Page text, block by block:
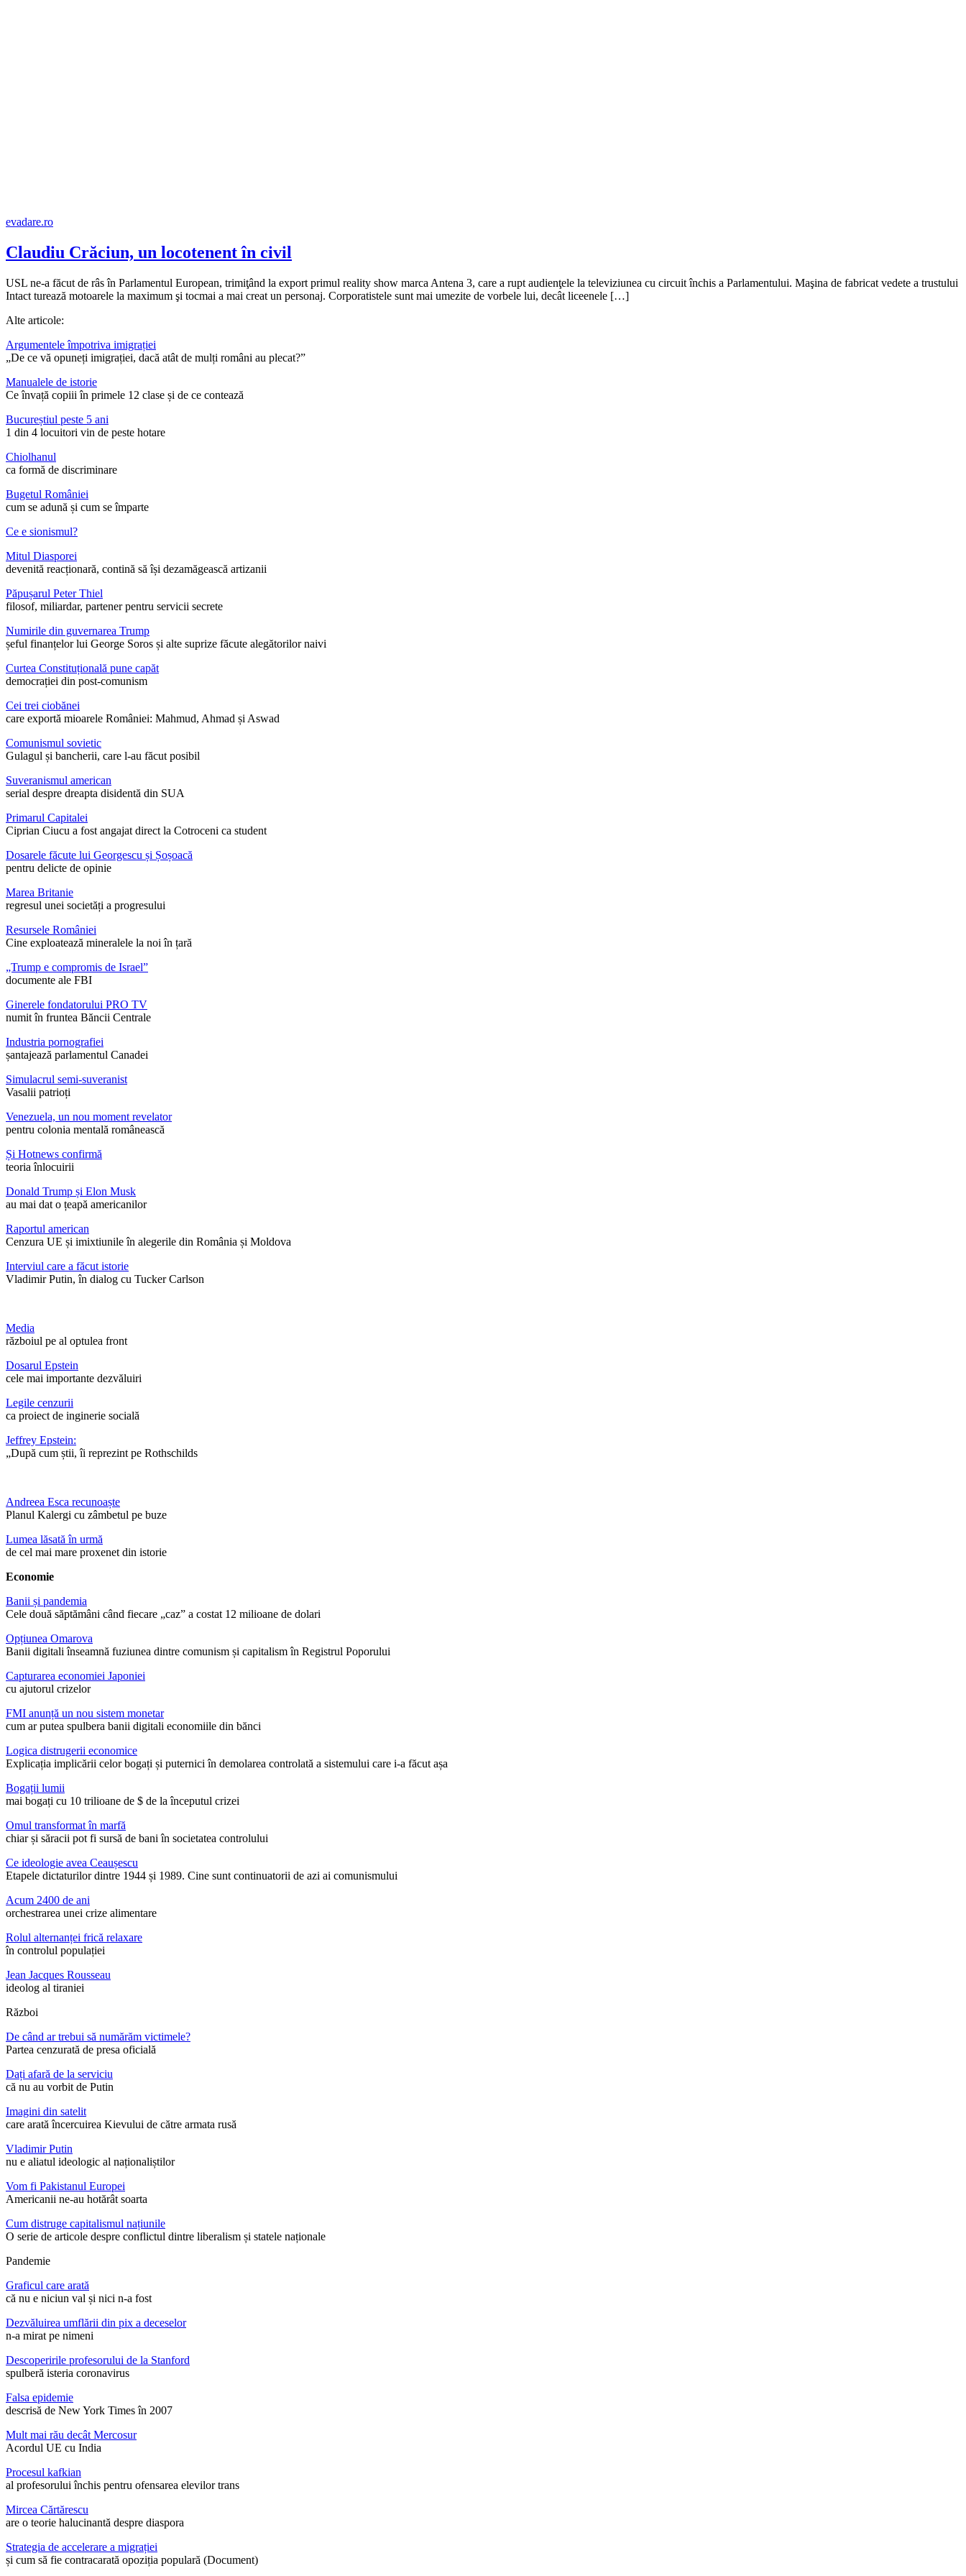
evadare.ro
Claudiu Crăciun, un locotenent în civil
USL ne-a făcut de râs în Parlamentul European, trimiţând la export primul reality show marca Antena 3, care a rupt audienţele la televiziunea cu circuit închis a Parlamentului. Maşina de fabricat vedete a trustului
Intact turează motoarele la maximum şi tocmai a mai creat un personaj. Corporatistele sunt mai umezite de vorbele lui, decât liceenele […]
Alte articole:
Argumentele împotriva imigrației
„De ce vă opuneți imigrației, dacă atât de mulți români au plecat?”
Manualele de istorie
Ce învață copiii în primele 12 clase și de ce contează
Bucureștiul peste 5 ani
1 din 4 locuitori vin de peste hotare
Chiolhanul
ca formă de discriminare
Bugetul României
cum se adună și cum se împarte
Ce e sionismul?
Mitul Diasporei
devenită reacționară, contină să își dezamăgească artizanii
Păpușarul Peter Thiel
filosof, miliardar, partener pentru servicii secrete
Numirile din guvernarea Trump
șeful finanțelor lui George Soros și alte suprize făcute alegătorilor naivi
Curtea Constituțională pune capăt
democrației din post-comunism
Cei trei ciobănei
care exportă mioarele României: Mahmud, Ahmad și Aswad
Comunismul sovietic
Gulagul și bancherii, care l-au făcut posibil
Suveranismul american
serial despre dreapta disidentă din SUA
Primarul Capitalei
Ciprian Ciucu a fost angajat direct la Cotroceni ca student
Dosarele făcute lui Georgescu și Șoșoacă
pentru delicte de opinie
Marea Britanie
regresul unei societăți a progresului
Resursele României
Cine exploatează mineralele la noi în țară
„Trump e compromis de Israel”
documente ale FBI
Ginerele fondatorului PRO TV
numit în fruntea Băncii Centrale
Industria pornografiei
șantajează parlamentul Canadei
Simulacrul semi-suveranist
Vasalii patrioți
Venezuela, un nou moment revelator
pentru colonia mentală românească
Și Hotnews confirmă
teoria înlocuirii
Donald Trump și Elon Musk
au mai dat o țeapă americanilor
Raportul american
Cenzura UE și imixtiunile în alegerile din România și Moldova
Interviul care a făcut istorie
Vladimir Putin, în dialog cu Tucker Carlson
Media
războiul pe al optulea front
Dosarul Epstein
cele mai importante dezvăluiri
Legile cenzurii
ca proiect de inginerie socială
Jeffrey Epstein:
„După cum știi, îi reprezint pe Rothschilds
Andreea Esca recunoaște
Planul Kalergi cu zâmbetul pe buze
Lumea lăsată în urmă
de cel mai mare proxenet din istorie
Economie
Banii și pandemia
Cele două săptămâni când fiecare „caz” a costat 12 milioane de dolari
Opțiunea Omarova
Banii digitali înseamnă fuziunea dintre comunism și capitalism în Registrul Poporului
Capturarea economiei Japoniei
cu ajutorul crizelor
FMI anunță un nou sistem monetar
cum ar putea spulbera banii digitali economiile din bănci
Logica distrugerii economice
Explicația implicării celor bogați și puternici în demolarea controlată a sistemului care i-a făcut așa
Bogații lumii
mai bogați cu 10 trilioane de $ de la începutul crizei
Omul transformat în marfă
chiar și săracii pot fi sursă de bani în societatea controlului
Ce ideologie avea Ceaușescu
Etapele dictaturilor dintre 1944 și 1989. Cine sunt continuatorii de azi ai comunismului
Acum 2400 de ani
orchestrarea unei crize alimentare
Rolul alternanței frică relaxare
în controlul populației
Jean Jacques Rousseau
ideolog al tiraniei
Război
De când ar trebui să numărăm victimele?
Partea cenzurată de presa oficială
Dați afară de la serviciu
că nu au vorbit de Putin
Imagini din satelit
care arată încercuirea Kievului de către armata rusă
Vladimir Putin
nu e aliatul ideologic al naționaliștilor
Vom fi Pakistanul Europei
Americanii ne-au hotărât soarta
Cum distruge capitalismul națiunile
O serie de articole despre conflictul dintre liberalism și statele naționale
Pandemie
Graficul care arată
că nu e niciun val și nici n-a fost
Dezvăluirea umflării din pix a deceselor
n-a mirat pe nimeni
Descoperirile profesorului de la Stanford
spulberă isteria coronavirus
Falsa epidemie
descrisă de New York Times în 2007
Mult mai rău decât Mercosur
Acordul UE cu India
Procesul kafkian
al profesorului închis pentru ofensarea elevilor trans
Mircea Cărtărescu
are o teorie halucinantă despre diaspora
Strategia de accelerare a migrației
și cum să fie contracarată opoziția populară (Document)